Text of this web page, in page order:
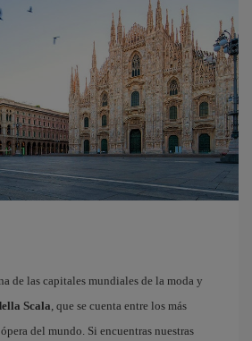
de las capitales mundiales de la moda y
Scala, que se cuenta entre los más
del mundo. Si encuentras nuestras